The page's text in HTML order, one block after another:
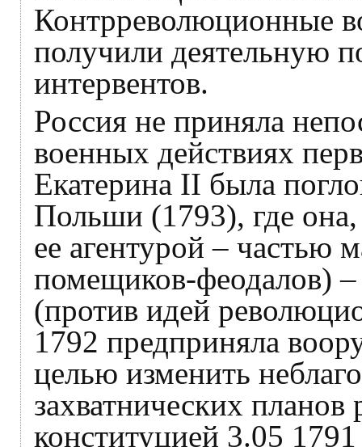
Контрреволюционные
получили деятельную
интервентов.
Россия не приняла
военных действиях
Екатерина II была
Польши (1793), где
ее агентурой – частью
помещиков-феодалов)
(против идей
1792 предприняла
целью изменить
захватнических
конституцией 3.05